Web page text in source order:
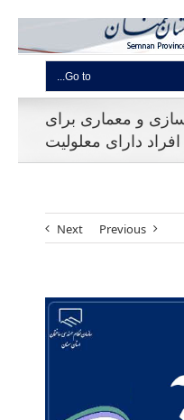
Go to...
و معماری برای
افراد دارای معلولیت
Previous
Next